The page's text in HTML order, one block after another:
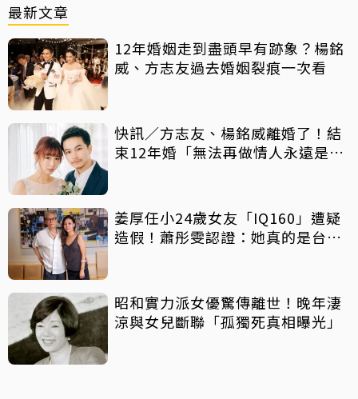
最新文章
12年婚姻走到盡頭早有跡象？楊銘
威、方志友過去婚姻裂痕一次看
快訊／方志友、楊銘威離婚了！結
束12年婚「無法再做情人永遠是家
姜厚任小24歲女友「IQ160」遭疑
造假！蕭彤雯認證：她真的是台大
昭和實力派女優驚傳離世！晚年淒
涼與女兒斷聯「孤獨死真相曝光」